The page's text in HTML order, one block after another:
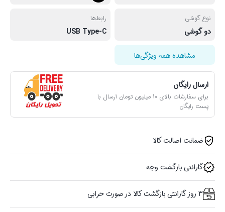
نوع گوشی
دو گوشی
رابط‌ها
USB Type-C
مشاهده همه ویژگی‌ها
ارسال رایگان
برای سفارشات بالای 10 میلیون تومان ارسال با
پست رایگان
ضمانت اصالت کالا
گارانتی بازگشت وجه
3 روز گارانتی بازگشت کالا در صورت خرابی